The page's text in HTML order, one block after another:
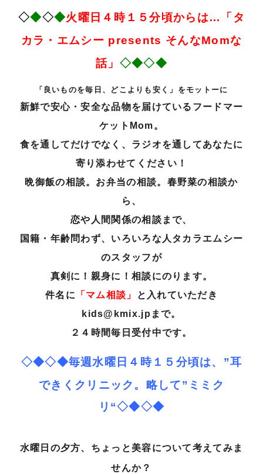
◇◆◇◆火曜日４時１５分頃からは…
「タ
カラ・エムシー presents そんなMomな
話」 ◇◆◇◆
「良いものを毎日、どこよりも安く」をモットーに
新鮮で安心・安全な品物を届けているフードマー
ケットMom。
食を通してだけでなく、ラジオを通してあなたに
寄り添わせてください！
晩御飯の相談。お弁当の相談。春野菜の相談か
ら、
恋や人間関係の相談まで、
国籍・年齢問わず、いろいろな人タカラエムシー
のスタッフが
真剣に！親身に！相談にのります。
件名に
「マム相談」
と入れていただき
kids@kmix.jpまで。
２４時間毎日受付中です。
◇◆◇◆毎週水曜日４時１５分頃は、 ”耳
できくクリニック。略して”ミミク
リ“◇◆◇◆
水曜日の夕方、ちょっと美容について考えてみま
せんか？